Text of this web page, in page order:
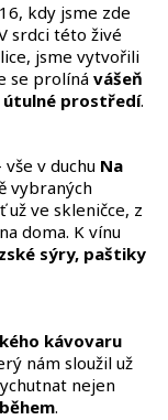
kdy jsme zde
srdci této živé
jsme vytvořili
se prolíná vášeň
útulné prostředí.
v duchu Na
vybraných
už ve skleničce, z
doma. K vínu
sýry, paštiky
kávovaru
nám sloužil už
nejen
.